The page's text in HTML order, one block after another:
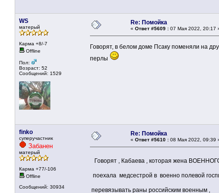
WS
матерый
Карма +8/-7
Offline
Пол:
Возраст: 52
Сообщений: 1529
Re: Помойка
« Ответ #5609 : 07 Мая 2022, 20:17
Говорят, в белом доме Псаку поменяли на
перлы
finko
суперучастник
Забанен
матерый
Карма +77/-106
Offline
Сообщений: 30934
Re: Помойка
« Ответ #5610 : 08 Мая 2022, 09:39
Говорят , Кабаева , которая жена
поехала медсестрой в военно полевой
перевязывать раны российским военным ,